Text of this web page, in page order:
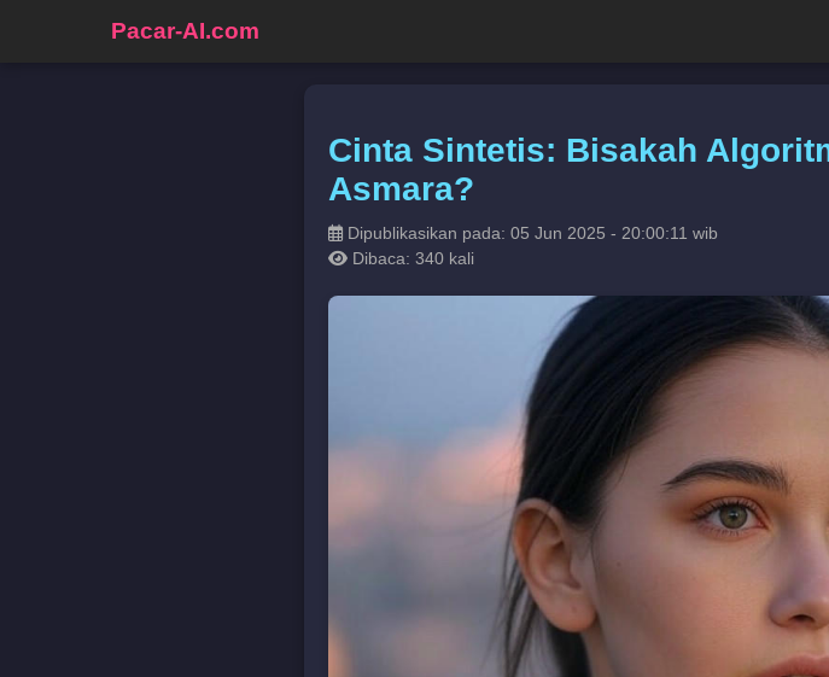
Pacar-AI.com
Cinta Sintetis: Bisakah
Asmara?
Dipublikasikan pada: 05 Jun 2025 - 20:00:11 wib
Dibaca: 340 kali